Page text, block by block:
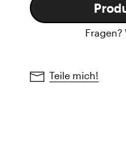
Teile mich!